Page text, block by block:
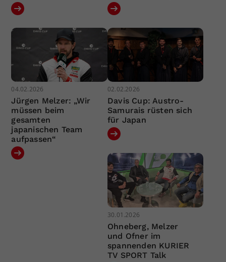
04.02.2026
Jürgen Melzer: „Wir
müssen beim
gesamten
japanischen Team
aufpassen“
02.02.2026
Davis Cup: Austro-
Samurais rüsten sich
für Japan
30.01.2026
Ohneberg, Melzer
und Ofner im
spannenden KURIER
TV SPORT Talk